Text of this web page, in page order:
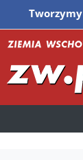
Tworzymy